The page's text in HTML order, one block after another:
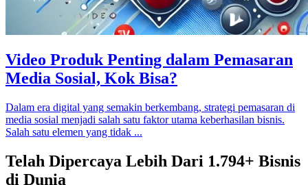
Video Produk Penting dalam Pemasaran
Media Sosial, Kok Bisa?
Dalam era digital yang semakin berkembang, strategi pemasaran di
media sosial menjadi salah satu faktor utama keberhasilan bisnis.
Salah satu elemen yang tidak ...
Telah Dipercaya Lebih Dari 1.794+ Bisnis
di Dunia